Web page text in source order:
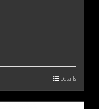
Details